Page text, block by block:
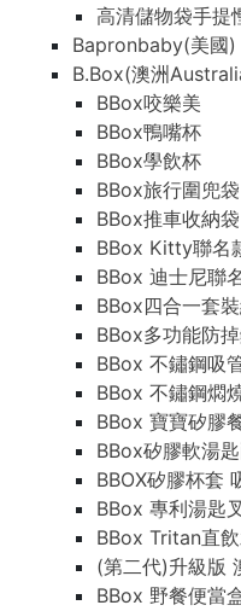
高清儲物袋手提
Bapronbaby(美國)
B.Box(澳洲
BBox咬樂美
BBox鴨嘴杯
BBox學飲杯
BBox旅行圍兜袋
BBox推車收納袋
BBox Kitty聯名
BBox 迪士尼聯
BBox四合一套
BBox多功能防
BBox 不鏽鋼吸
BBox 不鏽鋼燜
BBox 寶寶矽膠
BBox矽膠軟湯
BBOX矽膠杯套
BBox 專利湯匙
BBox Tritan直
(第二代)升級版
BBox 野餐便當